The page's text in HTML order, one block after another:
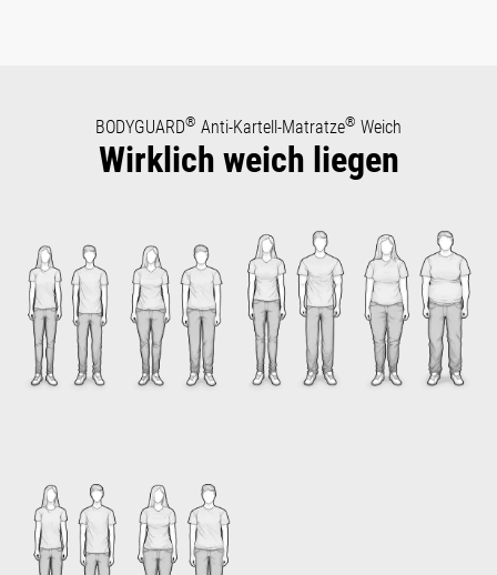
BODYGUARD® Anti-Kartell-Matratze® Weich
Wirklich weich liegen